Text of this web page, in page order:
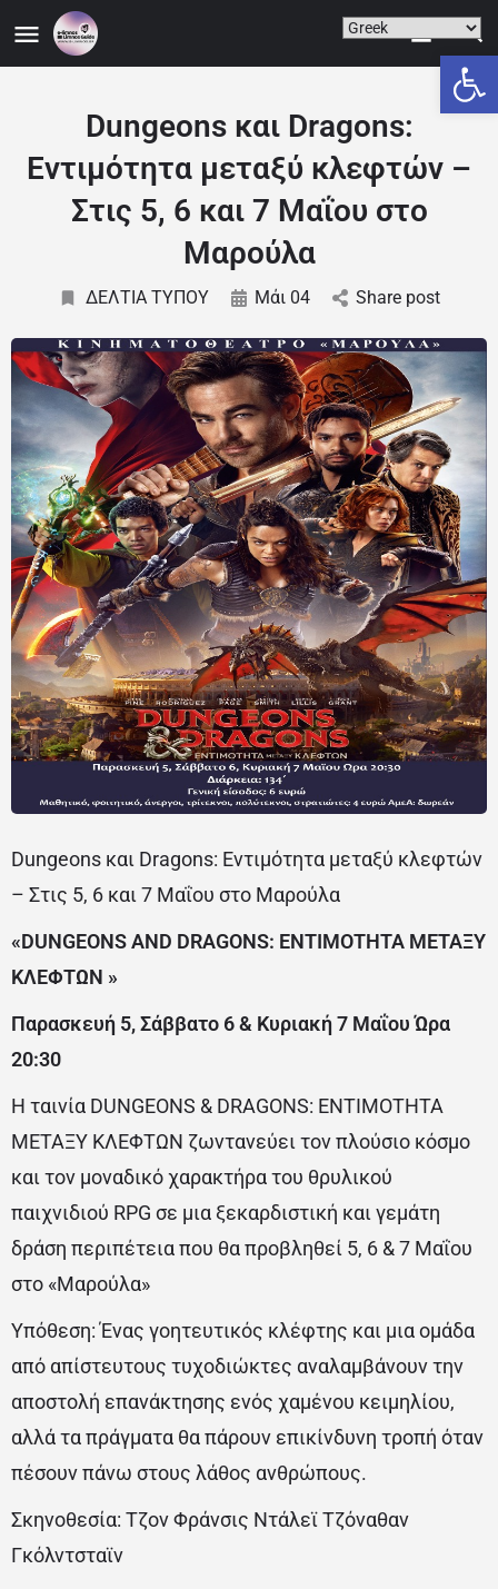
Dungeons και Dragons:
Εντιμότητα μεταξύ κλεφτών –
Στις 5, 6 και 7 Μαΐου στο
Μαρούλα
ΔΕΛΤΙΑ ΤΥΠΟΥ Μάι 04 Share post
Dungeons και Dragons: Εντιμότητα μεταξύ κλεφτών
– Στις 5, 6 και 7 Μαΐου στο Μαρούλα
«DUNGEONSAND DRAGONS: ΕΝΤΙΜΟΤΗΤΑ ΜΕΤΑΞΥ
ΚΛΕΦΤΩΝ »
Παρασκευή 5, Σάββατο 6 & Κυριακή 7 Μαΐου Ώρα
20:30
Η ταινία DUNGEONS & DRAGONS: ΕΝΤΙΜΟΤΗΤΑ
ΜΕΤΑΞΥ ΚΛΕΦΤΩΝ ζωντανεύει τον πλούσιο κόσμο
και τον μοναδικό χαρακτήρα του θρυλικού
παιχνιδιού RPG σε μια ξεκαρδιστική και γεμάτη
δράση περιπέτεια που θα προβληθεί 5, 6 & 7 Μαΐου
στο «Μαρούλα»
Υπόθεση: Ένας γοητευτικός κλέφτης και μια ομάδα
από απίστευτους τυχοδιώκτες αναλαμβάνουν την
αποστολή επανάκτησης ενός χαμένου κειμηλίου,
αλλά τα πράγματα θα πάρουν επικίνδυνη τροπή όταν
πέσουν πάνω στους λάθος ανθρώπους.
Σκηνοθεσία: Τζον Φράνσις Ντάλεϊ Τζόναθαν
Γκόλντσταϊν